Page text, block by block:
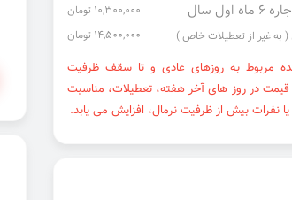
سال 10,300,000 تومان
( به غیر از تعطیلات خاص ) 14,500,000 تومان
مربوط به روزهای عادی و تا سقف ظرفیت
قیمت در روز های آخر هفته، تعطیلات، مناسبت
یا نفرات بیش از ظرفیت نرمال، افزایش می یابد.